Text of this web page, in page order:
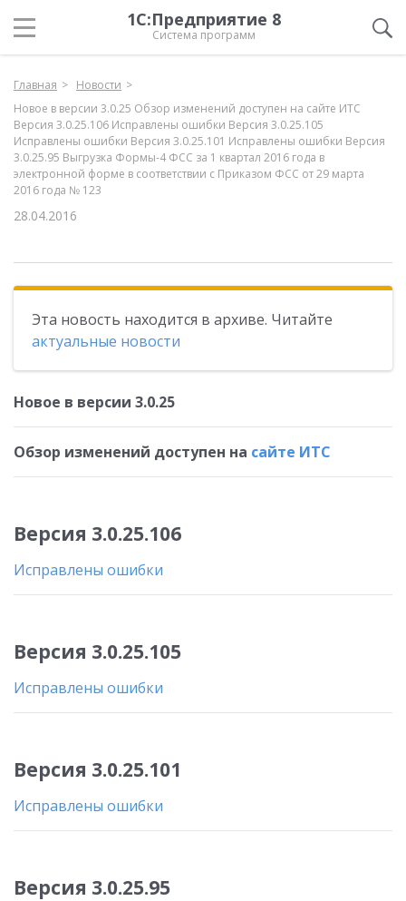
1С:Предприятие 8
Система программ
Главная
Новости
Новое в версии 3.0.25 Обзор изменений доступен на сайте ИТС
Версия 3.0.25.106 Исправлены ошибки Версия 3.0.25.105
Исправлены ошибки Версия 3.0.25.101 Исправлены ошибки Версия
3.0.25.95 Выгрузка Формы-4 ФСС за 1 квартал 2016 года в
электронной форме в соответствии с Приказом ФСС от 29 марта
2016 года № 123
28.04.2016
Эта новость находится в архиве. Читайте
актуальные новости
Новое в версии 3.0.25
Обзор изменений доступен на сайте ИТС
Версия 3.0.25.106
Исправлены ошибки
Версия 3.0.25.105
Исправлены ошибки
Версия 3.0.25.101
Исправлены ошибки
Версия 3.0.25.95